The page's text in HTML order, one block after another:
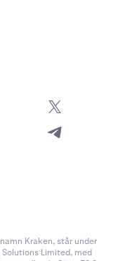
Kraken, står under
Limited, med